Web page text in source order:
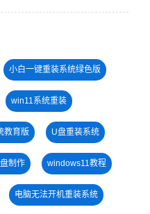
小白一键重装系统绿色版
win11系统重装
教育版 U盘重装系统
制作 windows11教程
电脑无法开机重装系统